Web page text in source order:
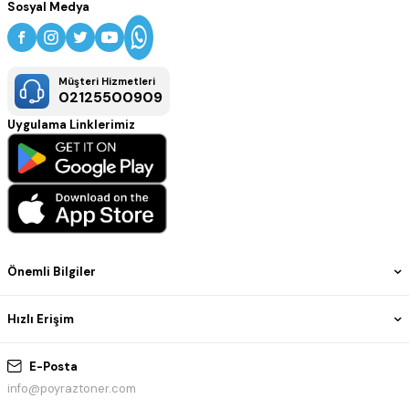
stüdyoları ve profesyonel baskı merkezleri için uygundur. Teknik
dokümanlar, posterler, grafik çalışmalar ve yüksek hassasiyet
gerektiren geniş format baskılarda canlı renkler ve kaliteli
sonuçlar elde edilmesini sağlar.
E-Posta
info@poyraztoner.com
Önemli Bilgiler
Hızlı Erişim
Sosyal Medya
Müşteri Hizmetleri
02125500909
Uygulama Linklerimiz